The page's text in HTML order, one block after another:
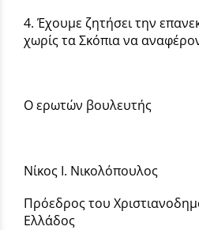
4. Έχουμε ζητήσει την
χωρίς τα Σκόπια να
Ο ερωτών βουλευτής
Νίκος Ι. Νικολόπουλος
Πρόεδρος του
Ελλάδος